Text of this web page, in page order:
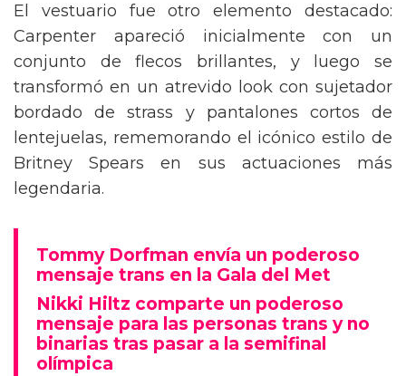
El vestuario fue otro elemento destacado:
Carpenter apareció inicialmente con un
conjunto de flecos brillantes, y luego se
transformó en un atrevido look con sujetador
bordado de strass y pantalones cortos de
lentejuelas, rememorando el icónico estilo de
Britney Spears en sus actuaciones más
legendaria.
Tommy Dorfman envía un poderoso
mensaje trans en la Gala del Met
Nikki Hiltz comparte un poderoso
mensaje para las personas trans y no
binarias tras pasar a la semifinal
olímpica